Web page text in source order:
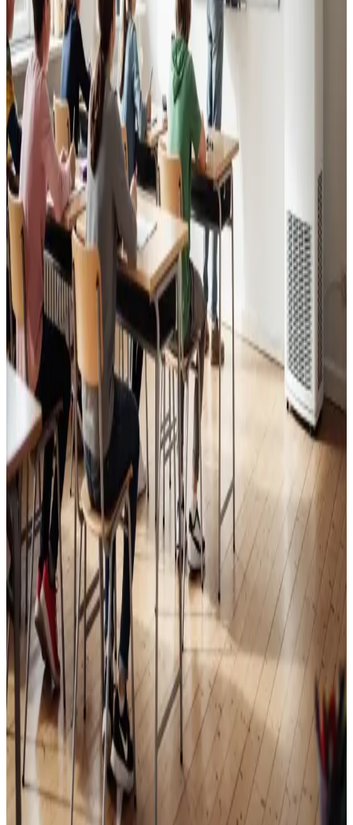
Erhvervsventilation
Kontorer, klinikker, butikker og restauranter i Tistrup.
Godt indeklima for alle.
Læs mere
Skoleventilation
Frisk luft og bedre koncentration i skoler og institutioner
i Tistrup.
Læs mere